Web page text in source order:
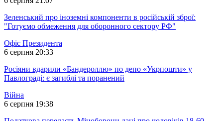
Зеленський про іноземні компоненти в російській зброї:
"Готуємо обмеження для оборонного сектору РФ"
Офіс Президента
6 серпня 20:33
Росіяни вдарили «Бандероллю» по депо «Укрпошти» у
Павлограді: є загиблі та поранений
Війна
6 серпня 19:38